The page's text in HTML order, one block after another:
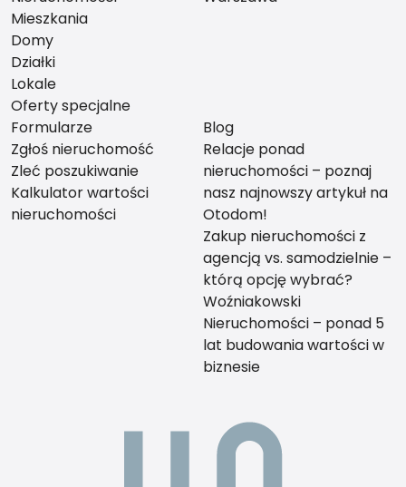
Mieszkania
Domy
Działki
Lokale
Oferty specjalne
Formularze
Zgłoś nieruchomość
Zleć poszukiwanie
Kalkulator wartości
nieruchomości
Blog
Relacje ponad
nieruchomości – poznaj
nasz najnowszy artykuł na
Otodom!
Zakup nieruchomości z
agencją vs. samodzielnie –
którą opcję wybrać?
Woźniakowski
Nieruchomości – ponad 5
lat budowania wartości w
biznesie